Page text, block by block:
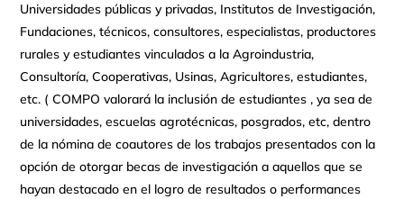
Universidades públicas y privadas, Institutos de Investigación,
Fundaciones, técnicos, consultores, especialistas, productores
rurales y estudiantes vinculados a la Agroindustria,
Consultoría, Cooperativas, Usinas, Agricultores, estudiantes,
etc. ( COMPO valorará la inclusión de estudiantes , ya sea de
universidades, escuelas agrotécnicas, posgrados, etc, dentro
de la nómina de coautores de los trabajos presentados con la
opción de otorgar becas de investigación a aquellos que se
hayan destacado en el logro de resultados o performances